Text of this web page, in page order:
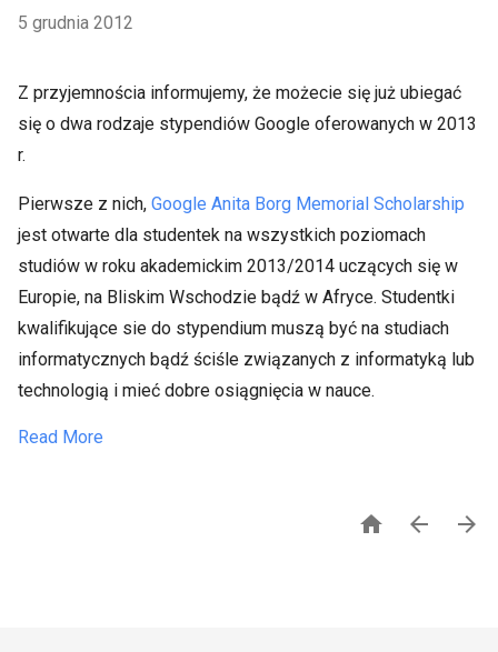
5 grudnia 2012
Z przyjemnościa informujemy, że możecie się już ubiegać
się o dwa rodzaje stypendiów Google oferowanych w 2013
r.
Pierwsze z nich, Google Anita Borg Memorial Scholarship
jest otwarte dla studentek na wszystkich poziomach
studiów w roku akademickim 2013/2014 uczących się w
Europie, na Bliskim Wschodzie bądź w Afryce. Studentki
kwalifikujące sie do stypendium muszą być na studiach
informatycznych bądź ściśle związanych z informatyką lub
technologią i mieć dobre osiągnięcia w nauce.
Read More
  